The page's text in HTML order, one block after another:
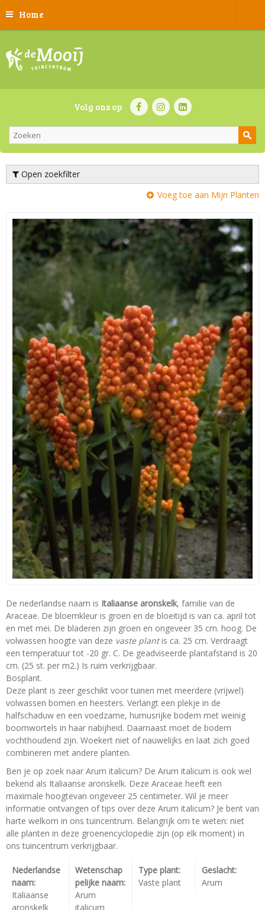
Home
Volg ons op
Open zoekfilter
Voeg toe aan Mijn Planten
De nederlandse naam is Italiaanse aronskelk, familie van de
Araceae. De bloemkleur is groen en de bloeitijd is van ca. april tot
en met mei. De bladeren zijn groen en ongeveer 35 cm. hoog. De
volwassen hoogte van deze vaste plantis ca. 25 cm. Verdraagt
een temperatuur tot -20 gr. C. De geadviseerde plantafstand is 20
cm. (25 st. per m2.) Is ruim verkrijgbaar.
Bosplant.
Deze plant is zeer geschikt voor tuinen met meerdere (vrijwel)
volwassen bomen en heesters. Verlangt een plekje in de
halfschaduw en een voedzame, humusrijke bodem met weinig
boomwortels in haar nabijheid. Daarnaast moet de bodem
vochthoudend zijn. Woekert niet of nauwelijks en laat zich goed
combineren met andere planten.
Ben je op zoek naar Arum italicum? De Arum italicum is ook wel
bekend als Italiaanse aronskelk. Deze Araceae heeft een
maximale hoogtevan ongeveer 25 centimeter. Wil je meer
informatie ontvangen of tips over deze Arum italicum? Je bent van
harte welkom in ons tuincentrum. Belangrijk om te weten: niet
alle planten in deze groenencyclopedie zijn (op elk moment) in
ons tuincentrum verkrijgbaar.
Nederlandse
naam:
Italiaanse
aronskelk
Wetenschap
pelijke naam:
Arum
italicum
Type plant:
Vaste plant
Geslacht:
Arum